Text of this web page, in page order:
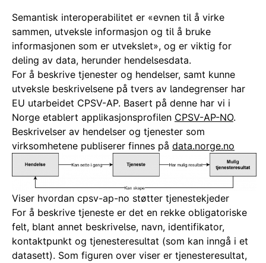
Semantisk interoperabilitet er «evnen til å virke
sammen, utveksle informasjon og til å bruke
informasjonen som er utvekslet», og er viktig for
deling av data, herunder hendelsesdata.
For å beskrive tjenester og hendelser, samt kunne
utveksle beskrivelsene på tvers av landegrenser har
EU utarbeidet CPSV-AP. Basert på denne har vi i
Norge etablert applikasjonsprofilen CPSV-AP-NO.
Beskrivelser av hendelser og tjenester som
virksomhetene publiserer finnes på data.norge.no
Viser hvordan cpsv-ap-no støtter tjenestekjeder
For å beskrive tjeneste er det en rekke obligatoriske
felt, blant annet beskrivelse, navn, identifikator,
kontaktpunkt og tjenesteresultat (som kan inngå i et
datasett). Som figuren over viser er tjenesteresultat,